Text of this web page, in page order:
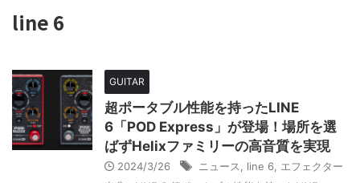
line 6
GUITAR
超ポータブル性能を持ったLINE
6「POD Express」が登場！場所を選
ばずHelixファミリーの高音質を実現
2024/3/26 ニュース line 6
エフェクター